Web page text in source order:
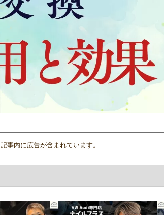
記事内に広告が含まれています。